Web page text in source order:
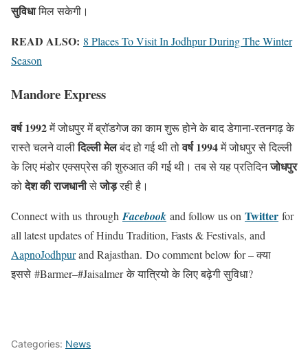
सुविधामिल सकेगी।
READ ALSO: 8 Places To Visit In Jodhpur During The Winter
Season
Mandore Express
वर्ष 1992में जोधपुर में ब्रॉडगेज का काम शुरू होने के बाद डेगाना-रतनगढ़ के
रास्ते चलने वालीदिल्ली मेलबंद हो गई थी तोवर्ष 1994में जोधपुर से दिल्ली
के लिए मंडोर एक्सप्रेस की शुरुआत की गई थी। तब से यह प्रतिदिनजोधपुर
कोदेश की राजधानीसेजोड़रही है।
Connect with us through Facebook and follow us on Twitter for
all latest updates of Hindu Tradition, Fasts & Festivals, and
AapnoJodhpurand Rajasthan. Do comment below for – क्या
इससे #Barmer–#Jaisalmerके यात्रियो के लिए बढ़ेगी सुविधा?
Categories: News